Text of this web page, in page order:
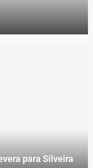
para Silveira